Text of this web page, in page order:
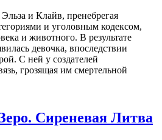
и Клайв, пренебрегая
и уголовным кодексом,
и животного. В результате
девочка, впоследствии
С ней у создателей
грозящая им смертельной
Сиреневая Литва